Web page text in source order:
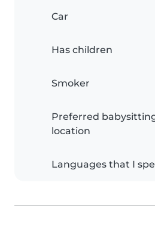
Car
Has children
Smoker
Preferred
location
Languages that I